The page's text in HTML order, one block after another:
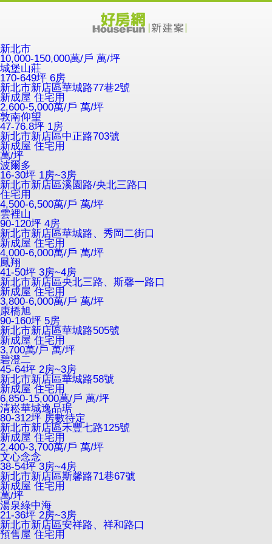
新北市
10,000-150,000萬/戶 萬/坪
城堡山莊
170-649坪 6房
新北市新店區華城路77巷2號
新成屋 住宅用
2,600-5,000萬/戶 萬/坪
敦南仰望
47-76.8坪 1房
新北市新店區中正路703號
新成屋 住宅用
萬/坪
波爾多
16-30坪 1房~3房
新北市新店區溪園路/央北三路口
住宅用
4,500-6,500萬/戶 萬/坪
雲裡山
90-120坪 4房
新北市新店區華城路、秀岡二街口
新成屋 住宅用
4,000-6,000萬/戶 萬/坪
鳳翔
41-50坪 3房~4房
新北市新店區央北三路、斯馨一路口
新成屋 住宅用
3,800-6,000萬/戶 萬/坪
康橋旭
90-160坪 5房
新北市新店區華城路505號
新成屋 住宅用
3,700萬/戶 萬/坪
碧澄二
45-64坪 2房~3房
新北市新店區華城路58號
新成屋 住宅用
6,850-15,000萬/戶 萬/坪
清崧華城逸品琚
80-312坪 房數待定
新北市新店區禾豐七路125號
新成屋 住宅用
2,400-3,700萬/戶 萬/坪
文心念念
38-54坪 3房~4房
新北市新店區斯馨路71巷67號
新成屋 住宅用
萬/坪
湯泉綠中海
21-36坪 2房~3房
新北市新店區安祥路、祥和路口
預售屋 住宅用